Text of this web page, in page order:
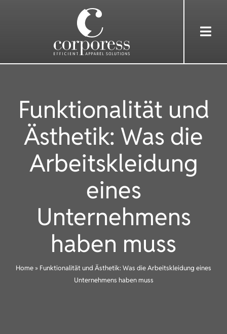
ÜBER UNS
DIENSTLEISTUNGEN
BEKLEIDUNG
REFERENZEN
KONTAKT
DE
Funktionalität und
Ästhetik: Was die
Arbeitskleidung
eines
Unternehmens
haben muss
Home » Funktionalität und Ästhetik: Was die Arbeitskleidung eines
Unternehmens haben muss